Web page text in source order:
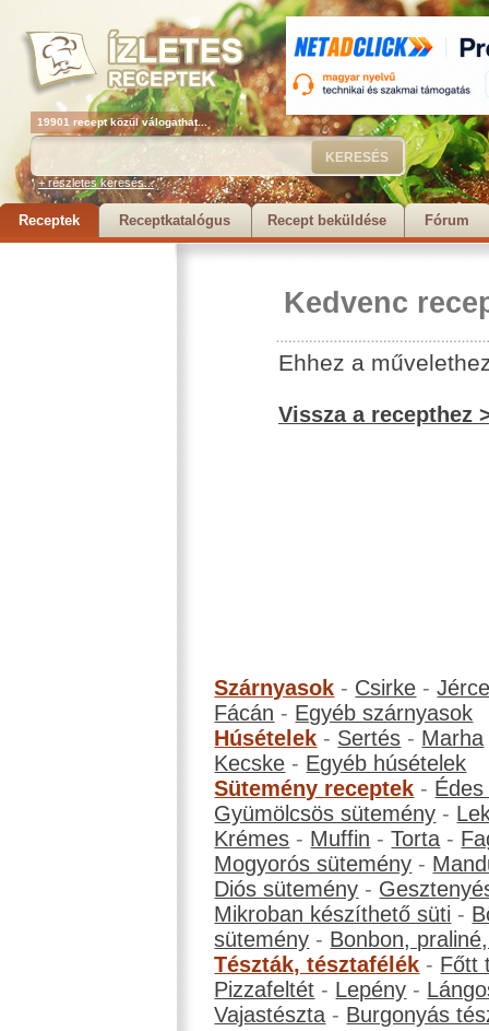
19901 recept közül válogathat...
+ részletes keresés...
Receptek Receptkatalógus Recept beküldése Fórum
Kedvenc
Ehhez a
Vissza a recepthez
Szárnyasok - Csirke -
Fácán - Egyéb szárnyasok
Húsételek - Sertés - Marha
Kecske - Egyéb húsételek
Sütemény receptek -
Gyümölcsös sütemény -
Krémes - Muffin -Torta -
Mogyorós sütemény -
Diós sütemény -
Mikroban készíthető süti -
sütemény - Bonbon,
Tészták, tésztafélék - Főtt
Pizzafeltét - Lepény -
Vajastészta - Burgonyás